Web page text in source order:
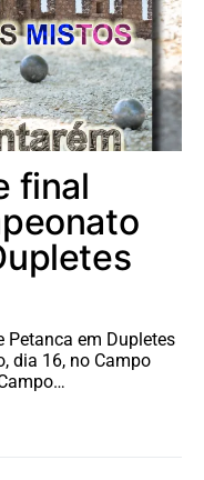
final
Petanca em Dupletes
dia 16, no Campo